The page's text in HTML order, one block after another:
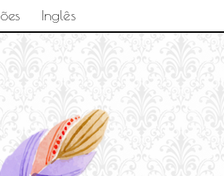
Inglês